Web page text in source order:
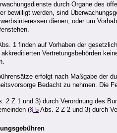
durch Organe des
bewilligt werden, sind
dienen, oder um
1 finden auf Vorhaben der
Vertretungsbehörden
erfolgt nach Maßgabe der
Bedacht zu nehmen. Die
2 Z 1 und 3) durch Verordnung des
(§ 5 Abs. 2 Z 2 und 3) durch